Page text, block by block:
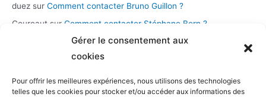
Gérer le consentement aux
cookies
Pour offrir les meilleures expériences, nous utilisons des technologies
telles que les cookies pour stocker et/ou accéder aux informations des
duez sur Comment contacter Bruno Guillon ?
Coureaut sur Comment contacter Stéphane Bern ?
Comment contacter la chaîne Novo 19 ?
Catégories